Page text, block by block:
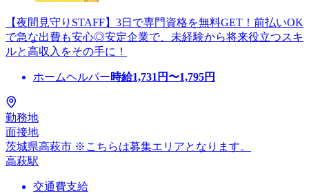
【夜間見守りSTAFF】3日で専門資格を無料GET！前払いOK
で急な出費も安心◎安定企業で、未経験から将来役立つスキ
ルと高収入をその手に！
ホームヘルパー時給1,731 円〜1,795円
勤務地
面接地
茨城県高萩市 ※こちらは募集エリアとなります。
高萩駅
交通費支給